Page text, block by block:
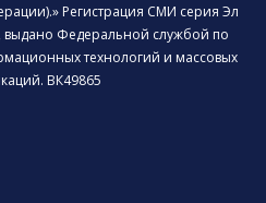
Регистрация СМИ серия Эл
выдано Федеральной службой по
технологий и массовых
ВК49865